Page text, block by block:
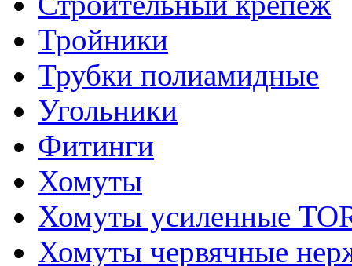
Тройники
Трубки полиамидные
Угольники
Фитинги
Хомуты
Хомуты усиленные
Хомуты червячные